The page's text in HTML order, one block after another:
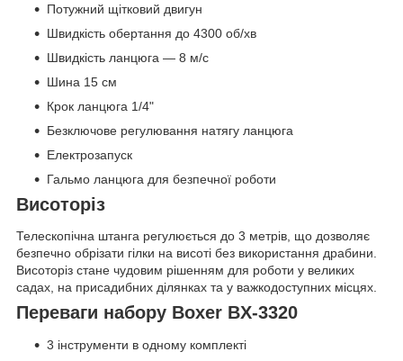
Потужний щітковий двигун
Швидкість обертання до 4300 об/хв
Швидкість ланцюга — 8 м/с
Шина 15 см
Крок ланцюга 1/4"
Безключове регулювання натягу ланцюга
Електрозапуск
Гальмо ланцюга для безпечної роботи
Висоторіз
Телескопічна штанга регулюється до 3 метрів, що дозволяє
безпечно обрізати гілки на висоті без використання драбини.
Висоторіз стане чудовим рішенням для роботи у великих
садах, на присадибних ділянках та у важкодоступних місцях.
Переваги набору Boxer BX-3320
3 інструменти в одному комплекті